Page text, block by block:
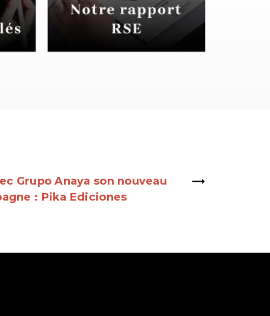
Grupo Anaya son nouveau
: Pika Ediciones